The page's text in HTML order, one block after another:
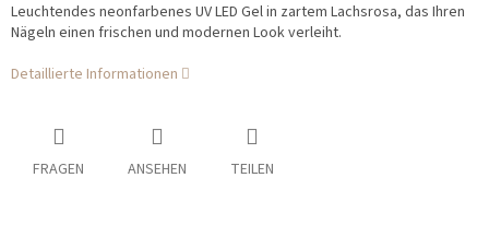
Leuchtendes neonfarbenes UV LED Gel in zartem Lachsrosa, das Ihren
Nägeln einen frischen und modernen Look verleiht.
Detaillierte Informationen
FRAGEN ANSEHEN TEILEN